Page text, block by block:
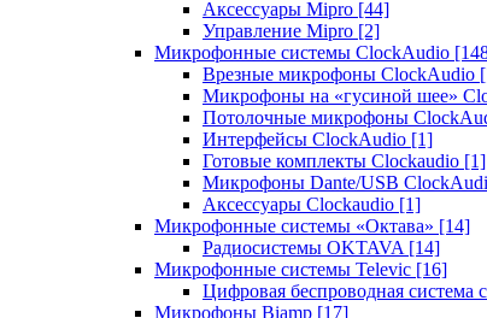
Аксессуары Mipro [44]
Управление Mipro [2]
Микрофонные системы ClockAudio
Врезные микрофоны ClockAudio
Микрофоны на «гусиной шее»
Потолочные микрофоны
Интерфейсы ClockAudio [1]
Готовые комплекты Clockaudio [1]
Микрофоны Dante/USB
Аксессуары Clockaudio [1]
Микрофонные системы «Октава» [14]
Радиосистемы OKTAVA [14]
Микрофонные системы Televic [16]
Цифровая беспроводная система
Микрофоны Biamp [17]